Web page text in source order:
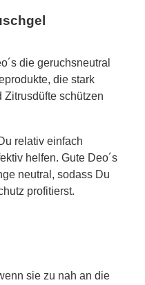
die geruchsneutral
die stark
Zitrusdüfte schützen
relativ einfach
helfen. Gute Deo´s
neutral, sodass Du
profitierst.
sie zu nah an die